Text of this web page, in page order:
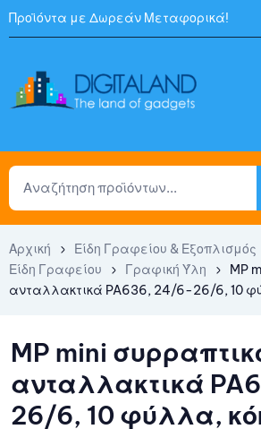
Προϊόντα με Δωρεάν Μεταφορικά!
Αρχική Είδη Γραφείου & Εξοπλισμός
Είδη Γραφείου
Γραφική Ύλη
MP
ανταλλακτικά PA636, 24/6-26/6, 10
MP mini
ανταλλακτικά
26/6, 10 φύλλα,